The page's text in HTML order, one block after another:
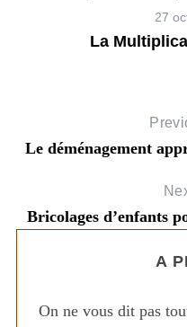
27
La
Le déménagement
Bricolages d’enfants
A
On ne vous dit pas
: